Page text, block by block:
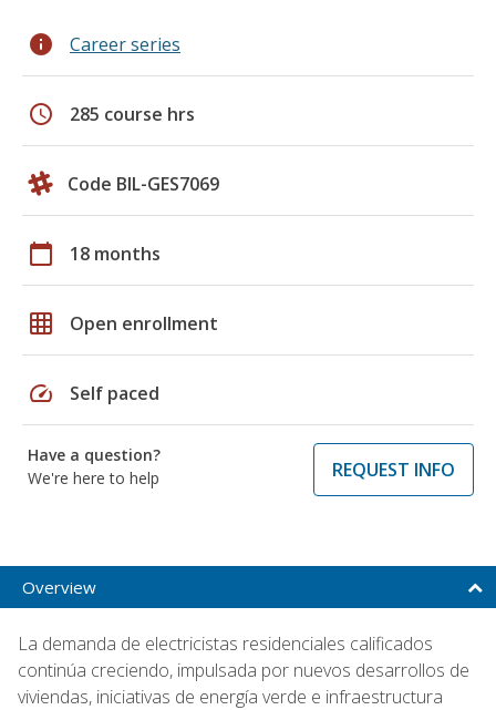
info Career series
schedule 285 course hrs
Code BIL-GES7069
calendar_today 18 months
grid_on Open enrollment
speed Self paced
Have a question?
We're here to help
REQUEST INFO
Overview
La demanda de electricistas residenciales calificados
continúa creciendo, impulsada por nuevos desarrollos de
viviendas, iniciativas de energía verde e infraestructura